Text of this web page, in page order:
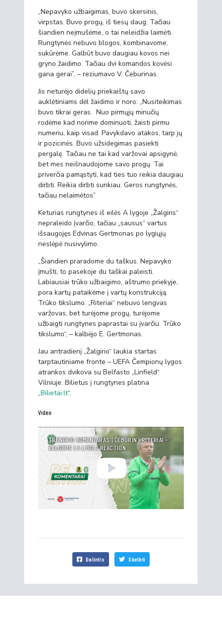
„Nepavyko užbaigimas, buvo skersinis,
virpstas. Buvo progų, iš tiesų daug. Tačiau
šiandien neįmušėme, o tai neleidžia laimėti.
Rungtynės nebuvo blogos, kombinavome,
sukūrėme. Galbūt buvo daugiau kovos nei
gryno žaidimo. Tačiau dvi komandos kovėsi
gana gerai”, – reziumavo V. Čeburinas.
Jis neturėjo didelių priekaištų savo
auklėtiniams dėl žaidimo ir noro: „Nusiteikimas
buvo tikrai geras. Nuo pirmųjų minučių
rodėme kad norime dominuoti, žaisti pirmu
numeriu, kaip visad. Pavykdavo atakos, tarp jų
ir pozicinės. Buvo užsidegimas pasiekti
pergalę. Tačiau ne tai kad varžovai apsigynė,
bet mes neišnaudojome savo progų. Tai
priverčia pamąstyti, kad ties tuo reikia daugiau
dirbti. Reikia dirbti sunkiau. Geros rungtynės,
tačiau nelaimėtos”
Keturias rungtynes iš eilės A lygoje „Žalgiris“
nepraleido įvarčio, tačiau „sausus“ vartus
išsaugojęs Edvinas Gertmonas po lygiųjų
neslėpė nusivylimo.
„Šiandien praradome du taškus. Nepavyko
įmušti, to pasekoje du taškai paleisti.
Labiausiai trūko užbaigimo, aštrumo priekyje,
pora kartų pataikėme į vartų konstrukciją.
Trūko tikslumo. „Riteriai“ nebuvo lengvas
varžovas, bet turėjome progų, turėjome
užbaigti rungtynes paprastai su įvarčiu. Trūko
tikslumo“, – kalbėjo E. Gertmonas.
Jau antradienį „Žalgirio“ laukia startas
tarptautiniame fronte – UEFA Čempionų lygos
atrankos dvikova su Belfasto „Linfield“
Vilniuje. Bilietus į rungtynes platina
„Bilietai.lt“.
Video
TRENERIO KOMENTARAS | ČEBURIN | RITERIAI -
ŽALGIRIS | A LYGA | REACTION
Dalintis Skelbti